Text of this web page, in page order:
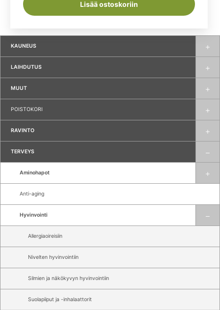
KAUNEUS
LAIHDUTUS
MUUT
POISTOKORI
RAVINTO
TERVEYS
Aminohapot
Anti-aging
Hyvinvointi
Allergiaoireisiin
Nivelten hyvinvointiin
Silmien ja näkökyvyn hyvinvointiin
Suolapiiput ja -inhalaattorit
Lisää ostoskoriin